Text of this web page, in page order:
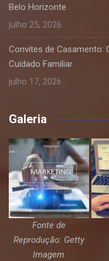
Belo Horizonte
julho 25, 2026
Convites de Casamento:
Cuidado Familiar
julho 17, 2026
Galeria
Fonte de
Reprodução: Getty
Imagem